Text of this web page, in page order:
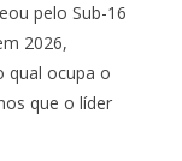
pelo Sub-16
2026,
qual ocupa o
que o líder